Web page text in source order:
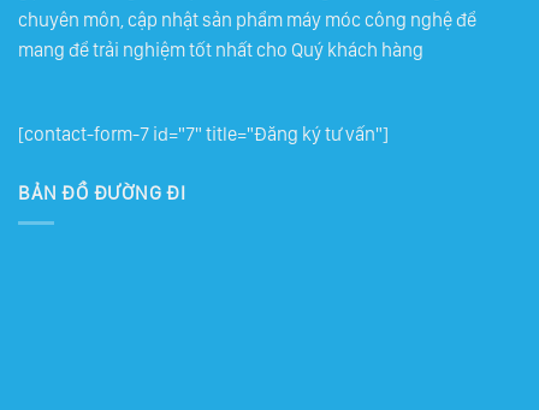
chuyên môn, cập nhật sản phẩm máy móc công nghệ để
mang để trải nghiệm tốt nhất cho Quý khách hàng
[contact-form-7 id="7" title="Đăng ký tư vấn"]
BẢN ĐỒ ĐƯỜNG ĐI